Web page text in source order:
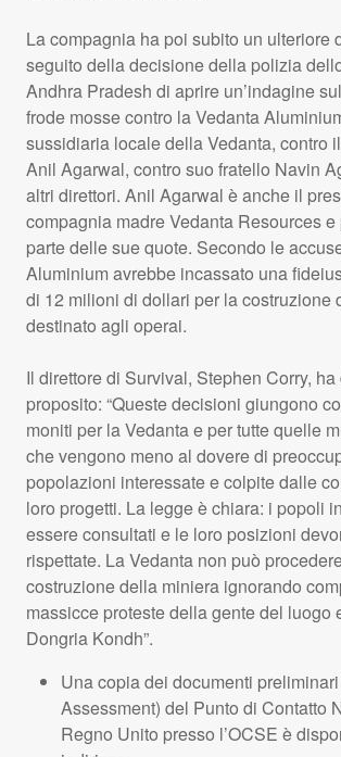
La compagnia ha poi subito un ulteriore
seguito della decisione della polizia
Andhra Pradesh di aprire un’indagine
frode mosse contro la Vedanta
sussidiaria locale della Vedanta, contro
Anil Agarwal, contro suo fratello Navin
altri direttori. Anil Agarwal è anche il
compagnia madre Vedanta Resources
parte delle sue quote. Secondo le
Aluminium avrebbe incassato una
di 12 milioni di dollari per la costruzione
destinato agli operai.
Il direttore di Survival, Stephen Corry,
proposito: “Queste decisioni giungono
moniti per la Vedanta e per tutte quelle
che vengono meno al dovere di
popolazioni interessate e colpite dalle
loro progetti. La legge è chiara: i popoli
essere consultati e le loro posizioni
rispettate. La Vedanta non può
costruzione della miniera ignorando
massicce proteste della gente del luogo
Dongria Kondh”.
Una copia dei documenti
Assessment) del Punto di Contatto
Regno Unito presso l’OCSE è